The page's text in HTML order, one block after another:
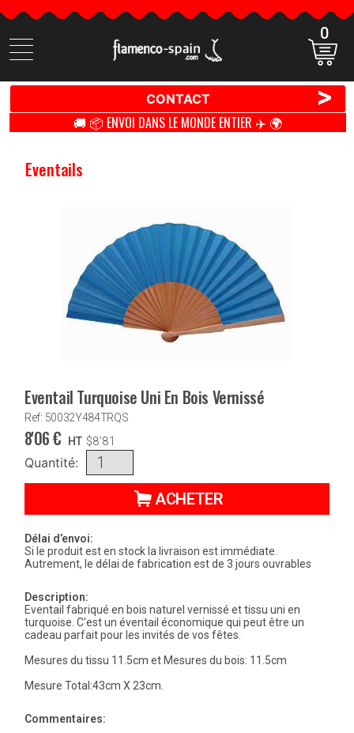
Cherchez
des
0
CONTACT >
🚚 📦 ENVOI DANS LE MONDE ENTIER ✈️ 🌍
Eventails
Eventail Turquoise Uni En Bois Vernissé
Ref: 50032Y484TRQS
8'06€ HT $8'81
Quantité:
ACHETER
Délai d’envoi:
Si le produit est en stock la livraison est immédiate.
Autrement, le délai de fabrication est de 3 jours ouvrables
Description:
Eventail fabriqué en bois naturel vernissé et tissu uni en
turquoise. C'est un éventail économique qui peut être un
cadeau parfait pour les invités de vos fêtes.
Mesures du tissu 11.5cm et Mesures du bois: 11.5cm
Mesure Total:43cm X 23cm.
Commentaires: